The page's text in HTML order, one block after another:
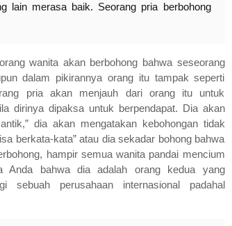
lain merasa baik. Seorang pria berbohong
wanita akan berbohong bahwa seseorang
dalam pikirannya orang itu tampak seperti
pria akan menjauh dari orang itu untuk
dirinya dipaksa untuk berpendapat. Dia akan
dia akan mengatakan kebohongan tidak
berkata-kata” atau dia sekadar bohong bahwa
hampir semua wanita pandai mencium
Anda bahwa dia adalah orang kedua yang
sebuah perusahaan internasional padahal